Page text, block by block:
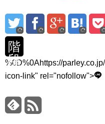
階
段
%0D%0Ahttps://
icon-link" rel="nofollow">